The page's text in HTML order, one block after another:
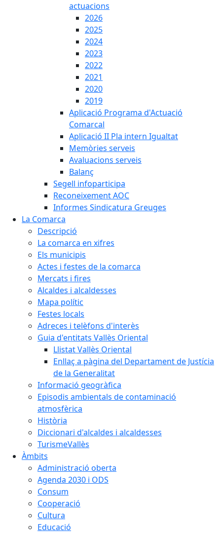
actuacions
2026
2025
2024
2023
2022
2021
2020
2019
Aplicació Programa d'Actuació
Comarcal
Aplicació II Pla intern Igualtat
Memòries serveis
Avaluacions serveis
Balanç
Segell infoparticipa
Reconeixement AOC
Informes Sindicatura Greuges
La Comarca
Descripció
La comarca en xifres
Els municipis
Actes i festes de la comarca
Mercats i fires
Alcaldes i alcaldesses
Mapa polític
Festes locals
Adreces i telèfons d'interès
Guia d'entitats Vallès Oriental
Llistat Vallès Oriental
Enllaç a pàgina del Departament de Justícia
de la Generalitat
Informació geogràfica
Episodis ambientals de contaminació
atmosfèrica
Història
Diccionari d'alcaldes i alcaldesses
TurismeVallès
Àmbits
Administració oberta
Agenda 2030 i ODS
Consum
Cooperació
Cultura
Educació